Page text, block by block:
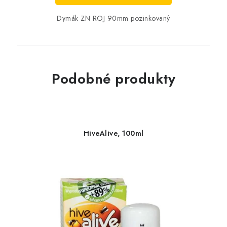
Dymák ZN ROJ 90mm pozinkovaný
Podobné produkty
HiveAlive, 100ml